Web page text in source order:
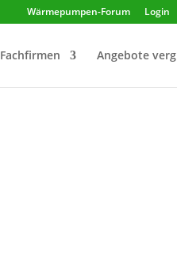
Wärmepumpen-Forum Login
Fachfirmen Angebote